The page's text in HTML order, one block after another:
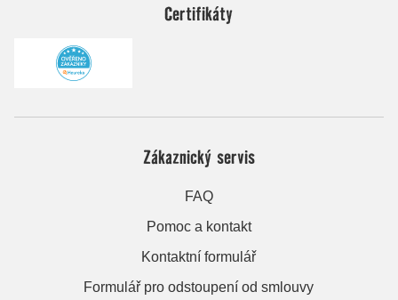
Certifikáty
Zákaznický servis
FAQ
Pomoc a kontakt
Kontaktní formulář
Formulář pro odstoupení od smlouvy